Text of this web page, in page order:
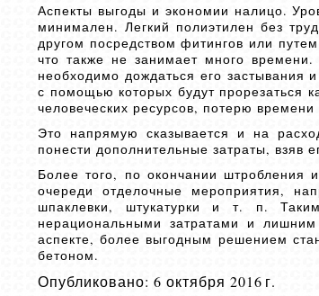
Аспекты выгоды и экономии налицо.
минимален. Легкий полиэтилен без
другом посредством фитингов или
что также не занимает много
необходимо дождаться его застывания
с помощью которых будут прорезаться
человеческих ресурсов, потерю
Это напрямую сказывается и на
понести дополнительные затраты, взяв
Более того, по окончании штробления
очереди отделочные мероприятия,
шпаклевки, штукатурки и т. п.
нерациональными затратами и
аспекте, более выгодным решением
бетоном.
Опубликовано: 6 октября 2016 г.